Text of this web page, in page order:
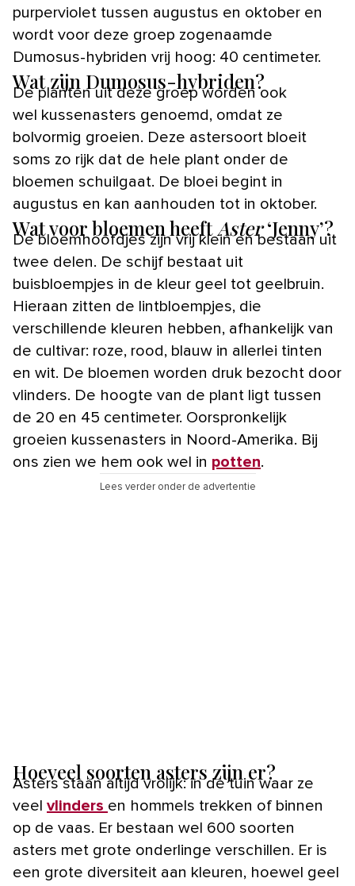
purperviolet tussen augustus en oktober en
wordt voor deze groep zogenaamde
Dumosus-hybriden vrij hoog: 40 centimeter.
Wat zijn Dumosus-hybriden?
De planten uit deze groep worden ook
wel kussenasters genoemd, omdat ze
bolvormig groeien. Deze astersoort bloeit
soms zo rijk dat de hele plant onder de
bloemen schuilgaat. De bloei begint in
augustus en kan aanhouden tot in oktober.
Wat voor bloemen heeftAster‘Jenny’?
De bloemhoofdjes zijn vrij klein en bestaan uit
twee delen. De schijf bestaat uit
buisbloempjes in de kleur geel tot geelbruin.
Hieraan zitten de lintbloempjes, die
verschillende kleuren hebben, afhankelijk van
de cultivar: roze, rood, blauw in allerlei tinten
en wit. De bloemen worden druk bezocht door
vlinders. De hoogte van de plant ligt tussen
de 20 en 45 centimeter. Oorspronkelijk
groeien kussenasters in Noord-Amerika. Bij
ons zien we hem ook wel in potten.
Lees verder onder de advertentie
Hoeveel soorten asters zijn er?
Asters staan altijd vrolijk: in de tuin waar ze
veel vlinders en hommels trekken of binnen
op de vaas. Er bestaan wel 600 soorten
asters met grote onderlinge verschillen. Er is
een grote diversiteit aan kleuren, hoewel geel